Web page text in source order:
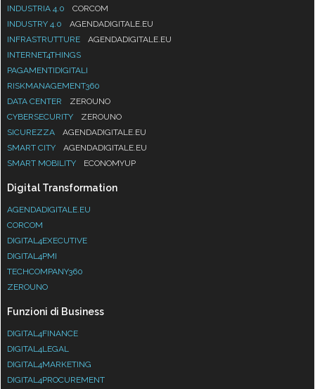
INDUSTRIA 4.0
CORCOM
INDUSTRY 4.0
AGENDADIGITALE.EU
INFRASTRUTTURE
AGENDADIGITALE.EU
INTERNET4THINGS
PAGAMENTIDIGITALI
RISKMANAGEMENT360
DATA CENTER
ZEROUNO
CYBERSECURITY
ZEROUNO
SICUREZZA
AGENDADIGITALE.EU
SMART CITY
AGENDADIGITALE.EU
SMART MOBILITY
ECONOMYUP
Digital Transformation
AGENDADIGITALE.EU
CORCOM
DIGITAL4EXECUTIVE
DIGITAL4PMI
TECHCOMPANY360
ZEROUNO
Funzioni di Business
DIGITAL4FINANCE
DIGITAL4LEGAL
DIGITAL4MARKETING
DIGITAL4PROCUREMENT